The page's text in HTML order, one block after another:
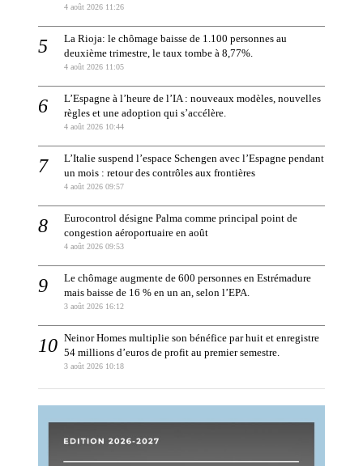
4 août 2026 11:26
La Rioja: le chômage baisse de 1.100 personnes au
deuxième trimestre, le taux tombe à 8,77%.
4 août 2026 11:05
L’Espagne à l’heure de l’IA : nouveaux modèles, nouvelles
règles et une adoption qui s’accélère.
4 août 2026 10:44
L’Italie suspend l’espace Schengen avec l’Espagne pendant
un mois : retour des contrôles aux frontières
4 août 2026 09:57
Eurocontrol désigne Palma comme principal point de
congestion aéroportuaire en août
4 août 2026 09:53
Le chômage augmente de 600 personnes en Estrémadure
mais baisse de 16 % en un an, selon l’EPA.
3 août 2026 16:12
Neinor Homes multiplie son bénéfice par huit et enregistre
54 millions d’euros de profit au premier semestre.
3 août 2026 10:18